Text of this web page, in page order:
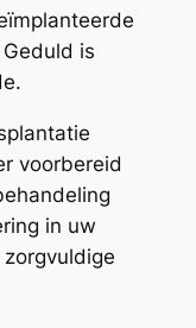
is
voorbereid
in uw